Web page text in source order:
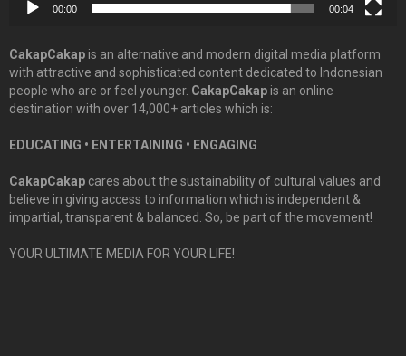
00:00 00:04
CakapCakapis an alternative and modern digital media platform
with attractive and sophisticated content dedicated to Indonesian
people who are or feel younger. CakapCakapis an online
destination with over 14,000+ articles which is:
EDUCATING • ENTERTAINING • ENGAGING
CakapCakap cares about the sustainability of cultural values and
believe in giving access to information which is independent &
impartial, transparent & balanced. So, be part of the movement!
YOUR ULTIMATE MEDIA FOR YOUR LIFE!